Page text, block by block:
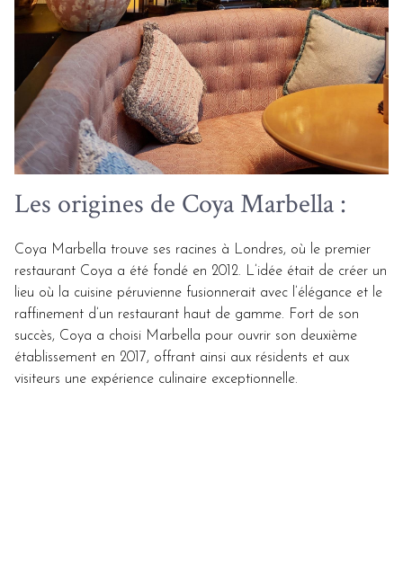
Les origines de Coya Marbella :
Coya Marbella trouve ses racines à Londres, où le premier
restaurant Coya a été fondé en 2012. L’idée était de créer un
lieu où la cuisine péruvienne fusionnerait avec l’élégance et le
raffinement d’un restaurant haut de gamme. Fort de son
succès, Coya a choisi Marbella pour ouvrir son deuxième
établissement en 2017, offrant ainsi aux résidents et aux
visiteurs une expérience culinaire exceptionnelle.